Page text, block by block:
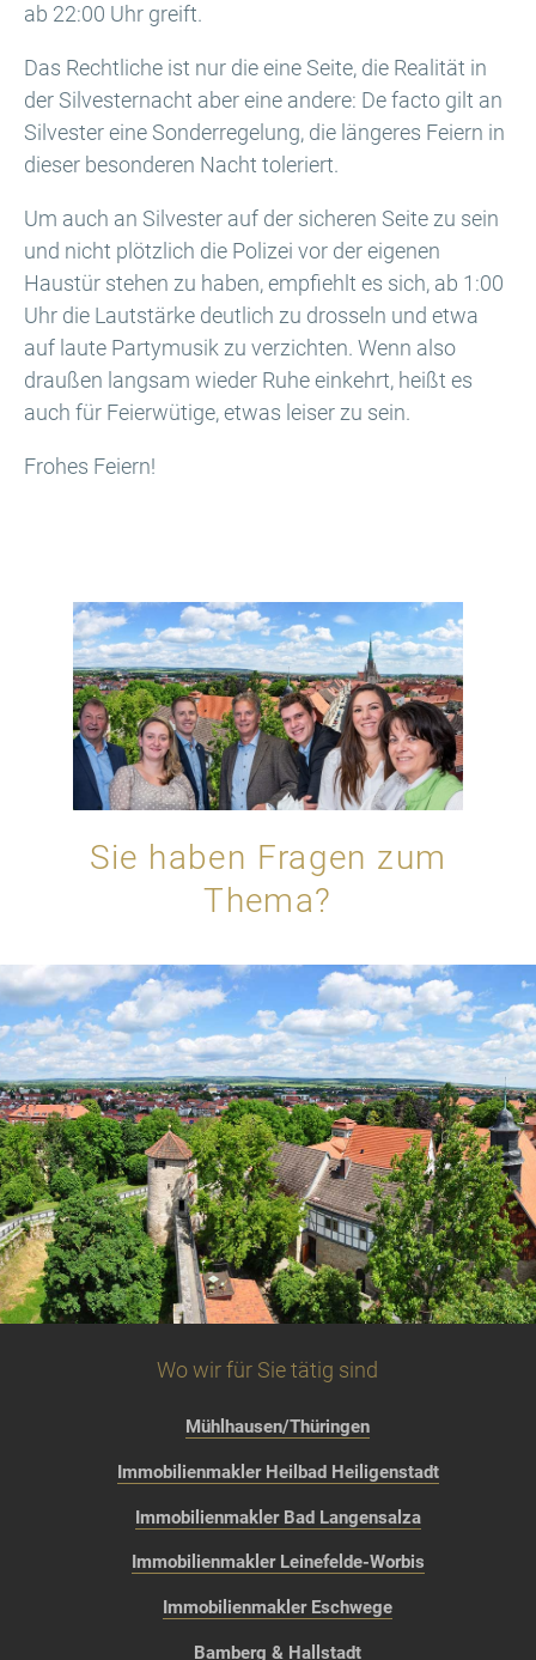
ab 22:00 Uhr greift.
Das Rechtliche ist nur die eine Seite, die Realität in
der Silvesternacht aber eine andere: De facto gilt an
Silvester eine Sonderregelung, die längeres Feiern in
dieser besonderen Nacht toleriert.
Um auch an Silvester auf der sicheren Seite zu sein
und nicht plötzlich die Polizei vor der eigenen
Haustür stehen zu haben, empfiehlt es sich, ab 1:00
Uhr die Lautstärke deutlich zu drosseln und etwa
auf laute Partymusik zu verzichten. Wenn also
draußen langsam wieder Ruhe einkehrt, heißt es
auch für Feierwütige, etwas leiser zu sein.
Frohes Feiern!
Sie haben Fragen zum
Thema?
Wo wir für Sie tätig sind
Mühlhausen/Thüringen
Immobilienmakler Heilbad Heiligenstadt
Immobilienmakler Bad Langensalza
Immobilienmakler Leinefelde-Worbis
Immobilienmakler Eschwege
Bamberg & Hallstadt